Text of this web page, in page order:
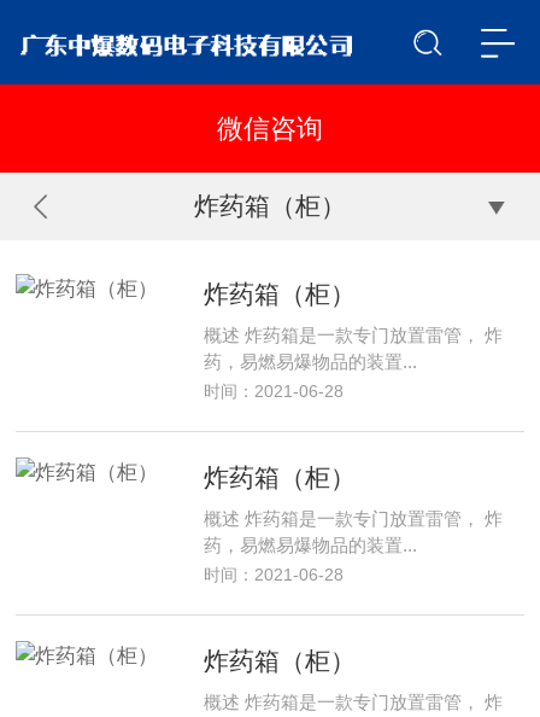
炸药箱（柜）
炸药箱（柜）
概述 炸药箱是一款专门放置雷管， 炸
药，易燃易爆物品的装置...
时间：2021-06-28
炸药箱（柜）
概述 炸药箱是一款专门放置雷管， 炸
药，易燃易爆物品的装置...
时间：2021-06-28
炸药箱（柜）
概述 炸药箱是一款专门放置雷管， 炸